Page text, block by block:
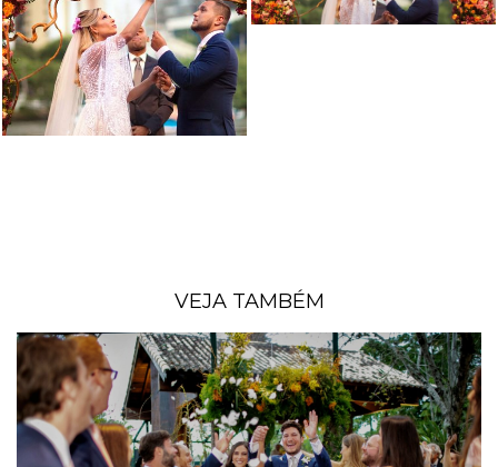
VEJA TAMBÉM